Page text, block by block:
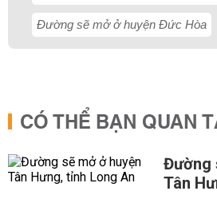
Đường sẽ mở ở huyện Đức Hòa
CÓ THỂ BẠN QUAN
Đường
Tân